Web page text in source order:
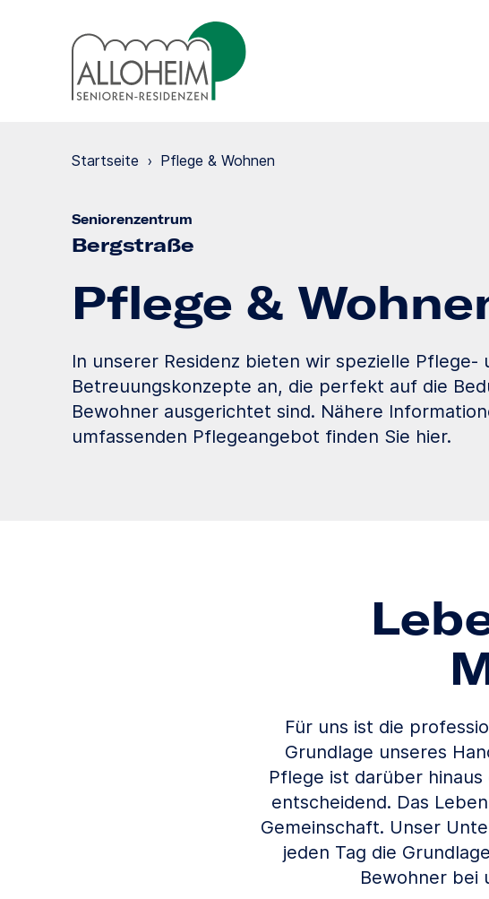
Startseite › Pflege & Wohnen
Seniorenzentrum
Bergstraße
Pflege &
In unserer Residenz bieten wir spezielle Pflege-
Betreuungskonzepte an, die perfekt auf die
Bewohner ausgerichtet sind. Nähere
umfassenden Pflegeangebot finden Sie hier.
Für uns ist die
Grundlage unseres
Pflege ist darüber
entscheidend. Das
Gemeinschaft. Unser
jeden Tag die
Bewohner bei